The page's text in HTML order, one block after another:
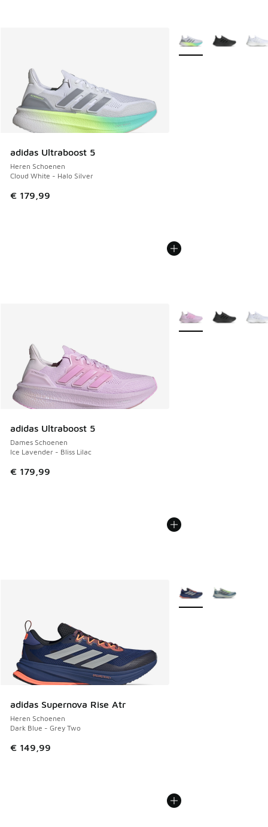
adidas Ultraboost 5
Heren Schoenen
Cloud White - Halo Silver
€ 179,99
Meer kleuren
adidas Ultraboost 5
Dames Schoenen
Ice Lavender - Bliss Lilac
€ 179,99
Meer kleuren
adidas Supernova Rise Atr
Heren Schoenen
Dark Blue - Grey Two
€ 149,99
Meer kleuren